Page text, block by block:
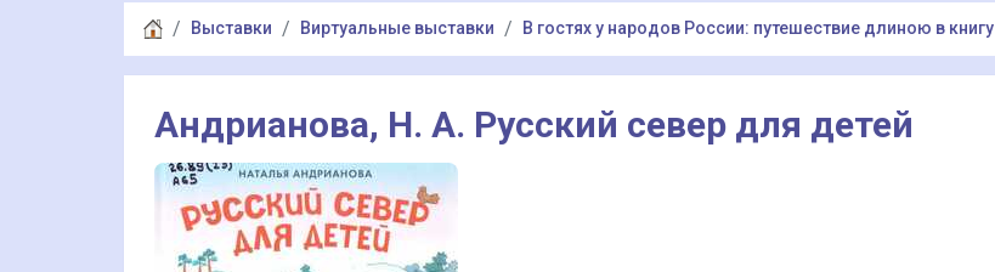
Выставки Виртуальные выставки В гостях у народов России: путешествие длиною в книгу
Андрианова, Н. А. Русский север для детей